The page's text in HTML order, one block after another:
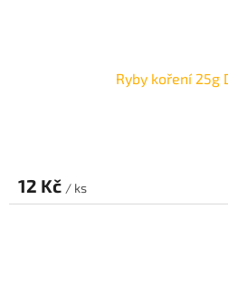
Ryby koření 25g
12 Kč / ks